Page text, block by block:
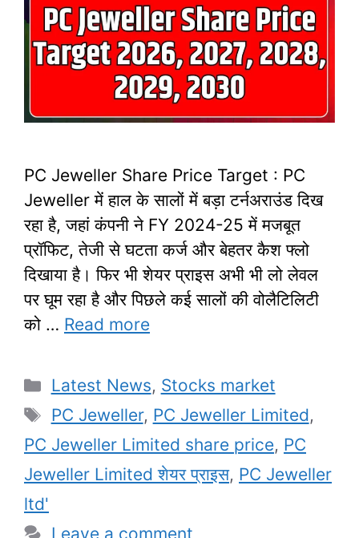
PC Jeweller Share Price Target : PC
Jeweller में हाल के सालों में बड़ा टर्नअराउंड दिख
रहा है, जहां कंपनी ने FY 2024-25 में मजबूत
प्रॉफिट, तेजी से घटता कर्ज और बेहतर कैश फ्लो
दिखाया है। फिर भी शेयर प्राइस अभी भी लो लेवल
पर घूम रहा है और पिछले कई सालों की वोलैटिलिटी
को … Read more
Categories
Latest News, Stocks market
Tags
PC Jeweller, PC Jeweller Limited,
PC Jeweller Limited share price, PC
Jeweller Limited शेयर प्राइस, PC Jeweller
ltd'
Leave a comment